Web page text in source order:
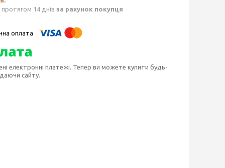
14 днів за рахунок покупця
електронні платежі. Тепер ви можете купити будь-
сайту.